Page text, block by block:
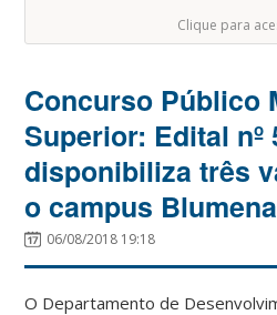
Clique para
Concurso Público
Superior: Edital nº
disponibiliza três
o campus
06/08/2018 19:18
O Departamento de